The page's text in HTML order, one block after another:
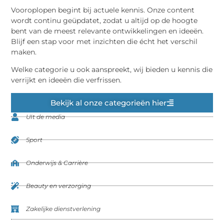
Vooroplopen begint bij actuele kennis. Onze content
wordt continu geüpdatet, zodat u altijd op de hoogte
bent van de meest relevante ontwikkelingen en ideeën.
Blijf een stap voor met inzichten die écht het verschil
maken.
Welke categorie u ook aanspreekt, wij bieden u kennis die
verrijkt en ideeën die verfrissen.
Bekijk al onze categorieën hier
UIt de media
Sport
Onderwijs & Carrière
Beauty en verzorging
Zakelijke dienstverlening